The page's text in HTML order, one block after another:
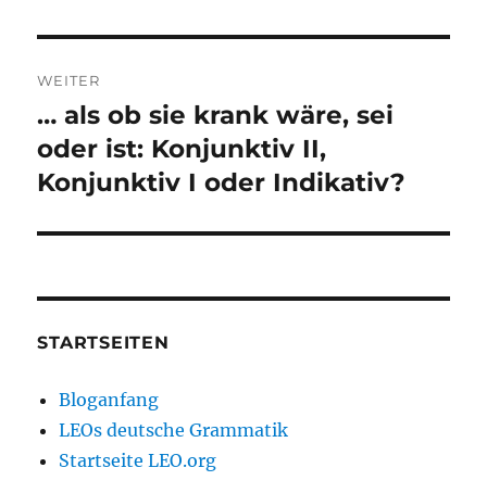
WEITER
Nächster
Beitrag:
… als ob sie krank wäre, sei
oder ist: Konjunktiv II,
Konjunktiv I oder Indikativ?
STARTSEITEN
Bloganfang
LEOs deutsche Grammatik
Startseite LEO.org